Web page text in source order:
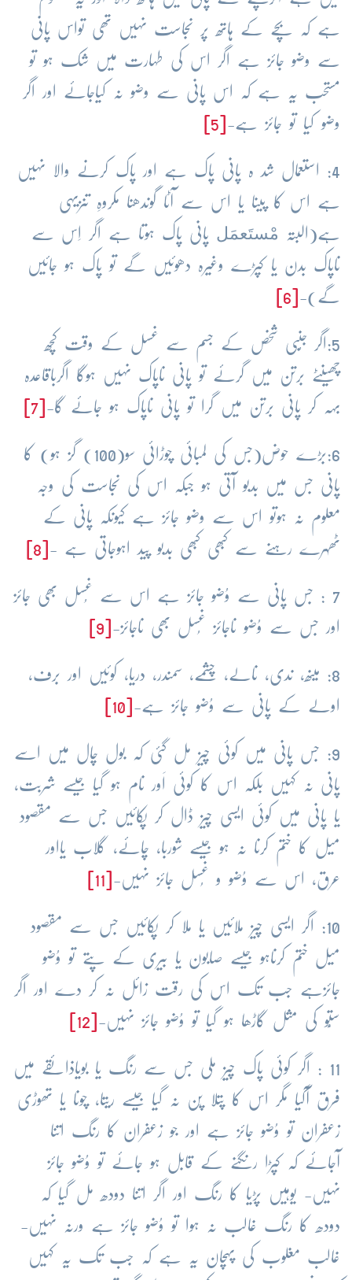
ہے کہ بچے کے ہاتھ پر نجاست نہیں تھی تواس پانی
سے وضو جائز ہے اگر اس کی طہارت میں شک ہو تو
مستحب یہ ہے کہ اس پانی سے وضو نہ کیاجائے اور اگر
وضو کیا تو جائز ہے-
4: استعمال شد ہ پانی پاک ہے اور پاک کرنے والا نہیں
ہے اس کا پینا یا اس سے آٹا گوندھنا مکروہِ تنزیہی
ہے(البتہ مْستَعمَل پانی پاک ہوتا ہے اگر اِس سے
ناپاک بدن یا کپڑے وغیرہ دھوئیں گے تو پاک ہو جائیں
گے)-
5:اگر جُنبی شخص کے جسم سے غسل کے وقت کچھ
چھینٹے برتن میں گرئے تو پانی ناپاک نہیں ہوگا اگرباقاعدہ
بہہ کر پانی برتن میں گرا تو پانی ناپاک ہو جائے گا-
6:بڑے حوض(جس کی لمبائی چوڑائی سو(100) گز ہو) کا
پانی جس میں بدبو آتی ہو جبکہ اس کی نجاست کی وجہ
معلوم نہ ہوتو اس سے وضو جائز ہے کیونکہ پانی کے
ٹھہرے رہنے سے کبھی کبھی بدبو پید اہوجاتی ہے -
7 : جس پانی سے وُضو جائز ہے اس سے غُسل بھی جائز
اور جس سے وُضو ناجائز غُسل بھی ناجائز-
8: مینھ، ندی، نالے، چشمے، سمندر، دریا، کوئیں اور برف،
اولے کے پانی سے وُضو جائز ہے-
9: جس پانی میں کوئی چیز مل گئی کہ بول چال میں اسے
پانی نہ کہیں بلکہ اس کا کوئی اَور نام ہو گیا جیسے شربت،
یا پانی میں کوئی ایسی چیز ڈال کر پکائیں جس سے مقصود
میل کا ختم کرنا نہ ہو جیسے شوربا، چائے، گلاب یااور
عرق، اس سے وُضو و غُسل جائز نہیں-
10: اگر ایسی چیز ملائیں یا ملا کر پکائیں جس سے مقصود
میل ختم کرناہو جیسے صابون یا بیری کے پتے تو وُضو
جائزہے جب تک اس کی رقت زائل نہ کر دے اور اگر
ستُّو کی مثل گاڑھا ہو گیا تو وُضو جائز نہیں-
11 : اگر کوئی پاک چیز ملی جس سے رنگ یا بویاذائقے میں
فرق آگیا مگر اس کا پتلا پَن نہ گیا جیسے ریتا، چونا یا تھوڑی
زعفران تو وُضو جائز ہے اور جو زعفران کا رنگ اتنا
آجائے کہ کپڑا رنگنے کے قابل ہو جائے تو وُضو جائز
نہیں- یوہیں پڑیا کا رنگ اور اگر اتنا دودھ مل گیا کہ
دودھ کا رنگ غالب نہ ہوا تو وُضو جائز ہے ورنہ نہیں-
غالب مغلوب کی پہچان یہ ہے کہ جب تک یہ کہیں